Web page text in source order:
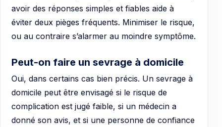
avoir des réponses simples et fiables aide à
éviter deux pièges fréquents. Minimiser le risque,
ou au contraire s’alarmer au moindre symptôme.
Peut-on faire un sevrage à domicile
Oui, dans certains cas bien précis. Un sevrage à
domicile peut être envisagé si le risque de
complication est jugé faible, si un médecin a
donné son avis, et si une personne de confiance